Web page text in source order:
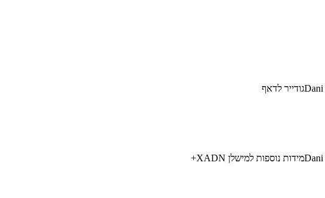
Daniגודייר לדאף
Daniמידות נוספות למישלן XADN+